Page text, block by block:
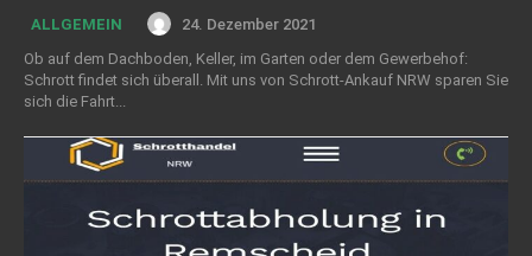
ALLGEMEIN
24. Dezember 2021
Ob auf dem Dachboden, Keller, im Garten oder dem Gewerbehof:
Schrott findet sich überall. Mit uns von Schrott-Ankauf NRW sparen Sie
sich die Fahrt...